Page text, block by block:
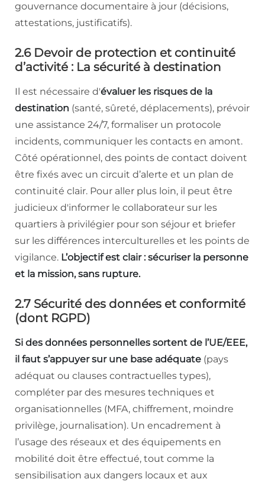
gouvernance documentaire à jour (décisions,
attestations, justificatifs).
2.6 Devoir de protection et continuité
d’activité : La sécurité à destination
Il est nécessaire d'évaluer les risques de la
destination (santé, sûreté, déplacements), prévoir
une assistance 24/7, formaliser un protocole
incidents, communiquer les contacts en amont.
Côté opérationnel, des points de contact doivent
être fixés avec un circuit d’alerte et un plan de
continuité clair. Pour aller plus loin, il peut être
judicieux d'informer le collaborateur sur les
quartiers à privilégier pour son séjour et briefer
sur les différences interculturelles et les points de
vigilance. L’objectif est clair : sécuriser la personne
et la mission, sans rupture.
2.7 Sécurité des données et conformité
(dont RGPD)
Si des données personnelles sortent de l’UE/EEE,
il faut s’appuyer sur une base adéquate (pays
adéquat ou clauses contractuelles types),
compléter par des mesures techniques et
organisationnelles (MFA, chiffrement, moindre
privilège, journalisation). Un encadrement à
l’usage des réseaux et des équipements en
mobilité doit être effectué, tout comme la
sensibilisation aux dangers locaux et aux